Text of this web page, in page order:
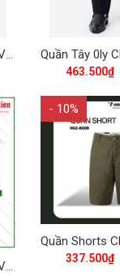
Quần Tây 0ly Classic 515 Vĩnh Tiến - Đen Xanh Muối Tiêu
463.500₫
Quần Tây 0ly Classic 515 Vĩnh Tiến - ND1-C535
- 10%
337.500₫